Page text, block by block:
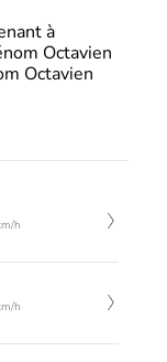
à
Octavien
Octavien
h
h